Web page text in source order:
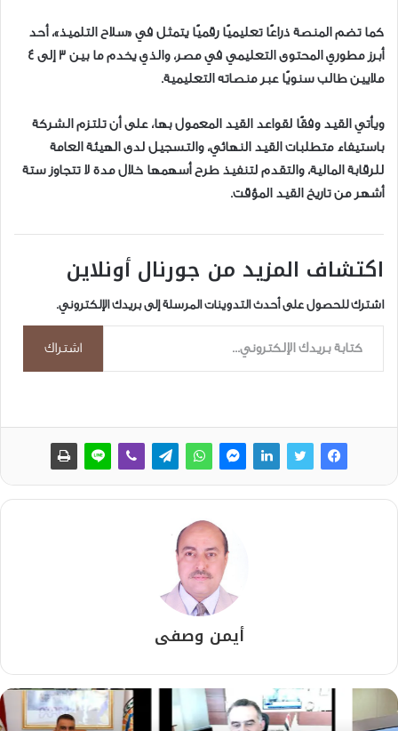
كما تضم المنصة ذراعًا تعليميًا رقميًا يتمثل في «سلاح التلميذ»، أحد
أبرز مطوري المحتوى التعليمي في مصر، والذي يخدم ما بين 3 إلى 4
ملايين طالب سنويًا عبر منصاته التعليمية.
ويأتي القيد وفقًا لقواعد القيد المعمول بها، على أن تلتزم الشركة
باستيفاء متطلبات القيد النهائي، والتسجيل لدى الهيئة العامة
للرقابة المالية، والتقدم لتنفيذ طرح أسهمها خلال مدة لا تتجاوز ستة
أشهر من تاريخ القيد المؤقت.
اكتشاف المزيد من جورنال أونلاين
اشترك للحصول على أحدث التدوينات المرسلة إلى بريدك الإلكتروني.
كتابة بريدك الإلكتروني...
اشتراك
أيمن وصفى